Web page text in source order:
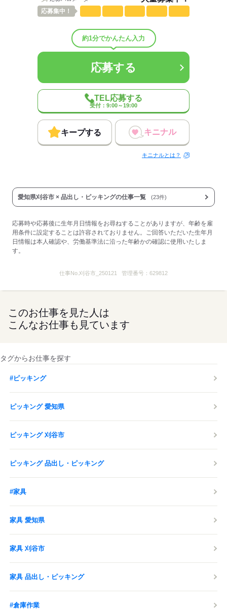
応募する
応募集中！
約1分でかんたん入力
応募する
TEL応募する
受付：9:00～19:00
キープする キニナル
キニナルとは？
愛知県刈谷市 × 品出し・ピッキングの仕事一覧 (23件)
応募時や応募後に生年月日情報をお尋ねすることがありますが、年齢を雇
用条件に設定することは許容されておりません。ご回答いただいた生年月
日情報は本人確認や、労働基準法に沿った年齢かの確認に使用いたしま
す。
仕事No. 刈谷市_250121 管理番号：629812
このお仕事を見た人は
こんなお仕事も見ています
タグからお仕事を探す
#ピッキング
ピッキング 愛知県
ピッキング 刈谷市
ピッキング 品出し・ピッキング
#家具
家具 愛知県
家具 刈谷市
家具 品出し・ピッキング
#倉庫作業